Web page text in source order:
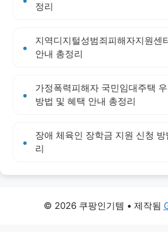
정리
지역디지털성범죄피해자지원센
안내 총정리
가정폭력피해자 국민임대주택
방법 및 혜택 안내 총정리
장애 체육인 장학금 지원 신청
리
© 2026 쿠팡인기템 • 제작됨